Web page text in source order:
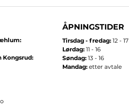
Kongsrud:
ÅPNINGSTIDER
Tirsdag - fredag: 12 - 17
Lørdag: 11 - 16
Søndag: 13 - 16
​Mandag: etter avtale